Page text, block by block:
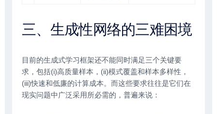
三、生成性网络的三难困境
目前的生成式学习框架还不能同时满足三个关键要
求，包括(i)高质量样本，(ii)模式覆盖和样本多样性，
(iii)快速和低廉的计算成本。而这些要求往往是它们在
现实问题中广泛采用所必需的，普遍来说：